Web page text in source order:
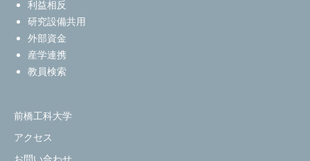
利益相反
研究設備共用
外部資金
産学連携
教員検索
前橋工科大学
アクセス
お問い合わせ